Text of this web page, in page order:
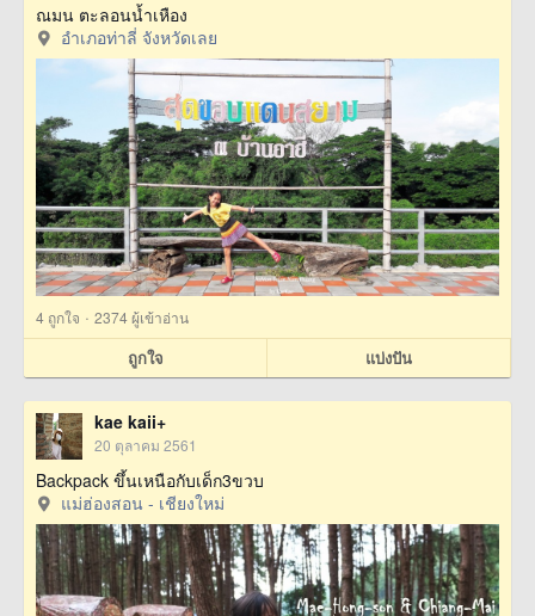
ณมน ตะลอนน้ำเหือง
อำเภอท่าลี่ จังหวัดเลย
4 ถูกใจ · 2374 ผู้เข้าอ่าน
ถูกใจ แบ่งปัน
kae kaii+
20 ตุลาคม 2561
Backpack ขึ้นเหนือกับเด็ก3ขวบ
แม่ฮ่องสอน - เชียงใหม่